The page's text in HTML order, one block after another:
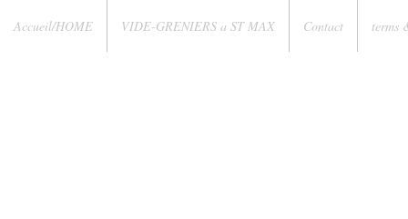
Accueil/HOME VIDE-GRENIERS a ST MAX Contact terms